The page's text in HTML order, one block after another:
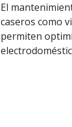
El
caseros como
permiten